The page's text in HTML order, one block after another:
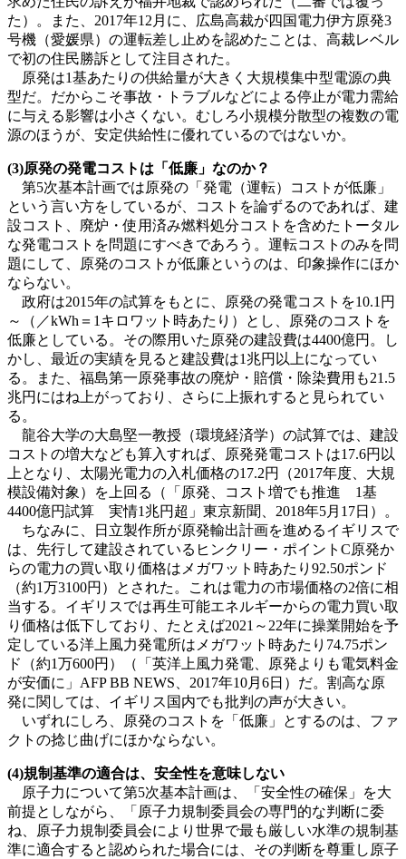
た）。また、2017年12月に、広島高裁が四国電力伊方原発3
号機（愛媛県）の運転差し止めを認めたことは、高裁レベル
で初の住民勝訴として注目された。
原発は1基あたりの供給量が大きく大規模集中型電源の典
型だ。だからこそ事故・トラブルなどによる停止が電力需給
に与える影響は小さくない。むしろ小規模分散型の複数の電
源のほうが、安定供給性に優れているのではないか。
(3)原発の発電コストは「低廉」なのか？
第5次基本計画では原発の「発電（運転）コストが低廉」
という言い方をしているが、コストを論ずるのであれば、建
設コスト、廃炉・使用済み燃料処分コストを含めたトータル
な発電コストを問題にすべきであろう。運転コストのみを問
題にして、原発のコストが低廉というのは、印象操作にほか
ならない。
政府は2015年の試算をもとに、原発の発電コストを10.1円
～（／kWh＝1キロワット時あたり）とし、原発のコストを
低廉としている。その際用いた原発の建設費は4400億円。し
かし、最近の実績を見ると建設費は1兆円以上になってい
る。また、福島第一原発事故の廃炉・賠償・除染費用も21.5
兆円にはね上がっており、さらに上振れすると見られてい
る。
龍谷大学の大島堅一教授（環境経済学）の試算では、建設
コストの増大なども算入すれば、原発発電コストは17.6円以
上となり、太陽光電力の入札価格の17.2円（2017年度、大規
模設備対象）を上回る（「原発、コスト増でも推進 1基
4400億円試算 実情1兆円超」東京新聞、2018年5月17日）。
ちなみに、日立製作所が原発輸出計画を進めるイギリスで
は、先行して建設されているヒンクリー・ポイントC原発か
らの電力の買い取り価格はメガワット時あたり92.50ポンド
（約1万3100円）とされた。これは電力の市場価格の2倍に相
当する。イギリスでは再生可能エネルギーからの電力買い取
り価格は低下しており、たとえば2021～22年に操業開始を予
定している洋上風力発電所はメガワット時あたり74.75ポン
ド（約1万600円）（「英洋上風力発電、原発よりも電気料金
が安価に」AFP BB NEWS、2017年10月6日）だ。割高な原
発に関しては、イギリス国内でも批判の声が大きい。
いずれにしろ、原発のコストを「低廉」とするのは、ファ
クトの捻じ曲げにほかならない。
(4)規制基準の適合は、安全性を意味しない
原子力について第5次基本計画は、「安全性の確保」を大
前提としながら、「原子力規制委員会の専門的な判断に委
ね、原子力規制委員会により世界で最も厳しい水準の規制基
準に適合すると認められた場合には、その判断を尊重し原子